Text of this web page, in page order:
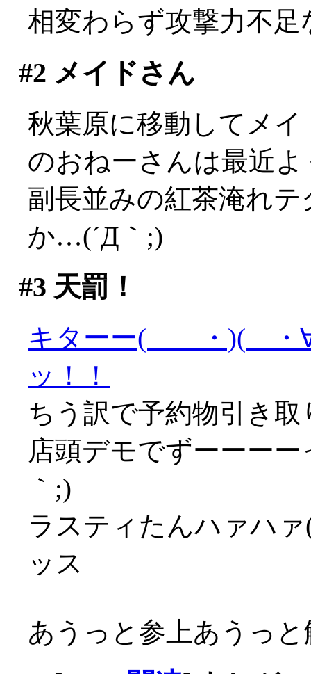
相変わらず攻撃力不
#2 メイドさん
秋葉原に移動してメ
のおねーさんは最近
副長並みの紅茶淹れ
か…(´Д｀;)
#3 天罰！
キターー( ・)( ・
ッ！！
ちう訳で予約物引き
店頭デモでずーーー
｀;)
ラスティたんハァハ
ッス
あうっと参上あうっ